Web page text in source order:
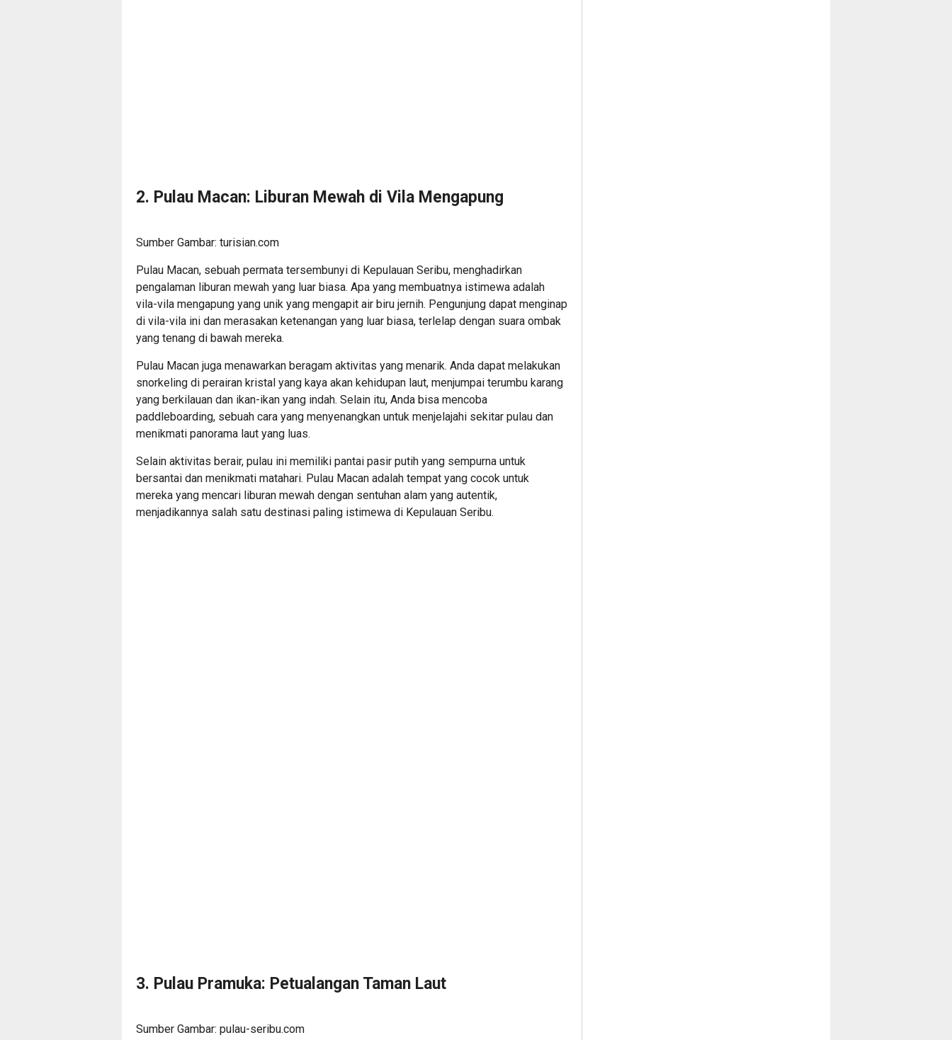
2. Pulau Macan: Liburan Mewah di Vila Mengapung
Sumber Gambar: turisian.com
Pulau Macan, sebuah permata tersembunyi di Kepulauan Seribu, menghadirkan
pengalaman liburan mewah yang luar biasa. Apa yang membuatnya istimewa adalah
vila-vila mengapung yang unik yang mengapit air biru jernih. Pengunjung dapat menginap
di vila-vila ini dan merasakan ketenangan yang luar biasa, terlelap dengan suara ombak
yang tenang di bawah mereka.
Pulau Macan juga menawarkan beragam aktivitas yang menarik. Anda dapat melakukan
snorkeling di perairan kristal yang kaya akan kehidupan laut, menjumpai terumbu karang
yang berkilauan dan ikan-ikan yang indah. Selain itu, Anda bisa mencoba
paddleboarding, sebuah cara yang menyenangkan untuk menjelajahi sekitar pulau dan
menikmati panorama laut yang luas.
Selain aktivitas berair, pulau ini memiliki pantai pasir putih yang sempurna untuk
bersantai dan menikmati matahari. Pulau Macan adalah tempat yang cocok untuk
mereka yang mencari liburan mewah dengan sentuhan alam yang autentik,
menjadikannya salah satu destinasi paling istimewa di Kepulauan Seribu.
3. Pulau Pramuka: Petualangan Taman Laut
Sumber Gambar: pulau-seribu.com